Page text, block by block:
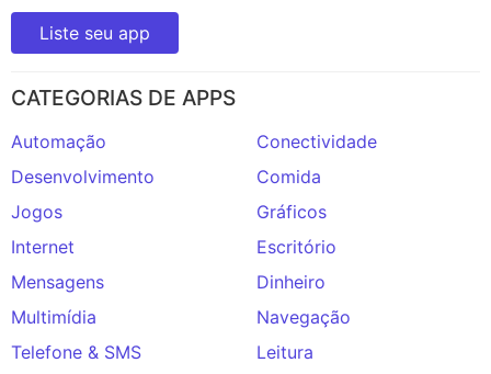
Liste seu app
CATEGORIAS DE APPS
Automação
Conectividade
Desenvolvimento
Comida
Jogos
Gráficos
Internet
Escritório
Mensagens
Dinheiro
Multimídia
Navegação
Telefone & SMS
Leitura